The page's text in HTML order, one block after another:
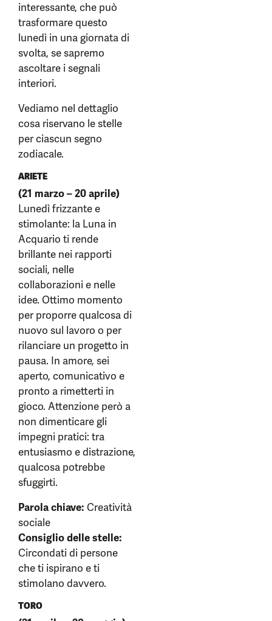
interessante, che può
trasformare questo
lunedì in una giornata di
svolta, se sapremo
ascoltare i segnali
interiori.
Vediamo nel dettaglio
cosa riservano le stelle
per ciascun segno
zodiacale.
ARIETE
(21 marzo – 20 aprile)
Lunedì frizzante e
stimolante: la Luna in
Acquario ti rende
brillante nei rapporti
sociali, nelle
collaborazioni e nelle
idee. Ottimo momento
per proporre qualcosa di
nuovo sul lavoro o per
rilanciare un progetto in
pausa. In amore, sei
aperto, comunicativo e
pronto a rimetterti in
gioco. Attenzione però a
non dimenticare gli
impegni pratici: tra
entusiasmo e distrazione,
qualcosa potrebbe
sfuggirti.
Parola chiave: Creatività
sociale
Consiglio delle stelle:
Circondati di persone
che ti ispirano e ti
stimolano davvero.
TORO